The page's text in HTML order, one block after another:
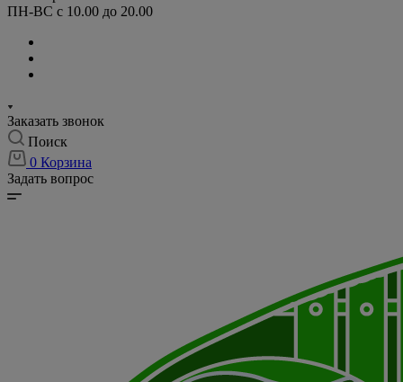
ПН-ВС с 10.00 до 20.00
Заказать звонок
Поиск
0 Корзина
Задать вопрос